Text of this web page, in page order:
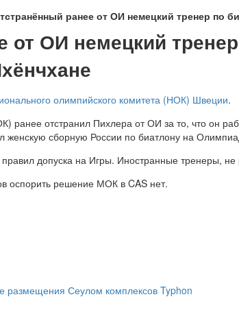
ранее от ОИ немецкий тренер по
от ОИ немецкий
олимпийского комитета (НОК) Швеции.
ранее отстранил Пихлера от ОИ за то, что он
женскую сборную России по биатлону на
допуска на Игры. Иностранные тренеры,
оспорить решение МОК в CAS нет.
размещения Сеулом комплексов Typhon